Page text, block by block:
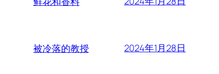
被冷落的教授 2024年1月28日